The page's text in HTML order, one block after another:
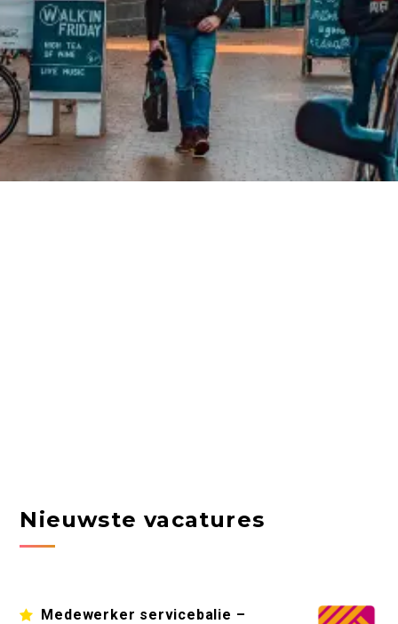
Nieuwste vacatures
Medewerker servicebalie –